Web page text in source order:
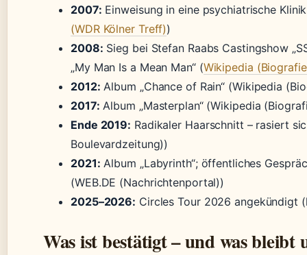
2007: Einweisung in eine psychiatrische
(WDR Kölner Treff))
2008: Sieg bei Stefan Raabs Castingshow
„My Man Is a Mean Man“ (Wikipedia
2012: Album „Chance of Rain“ (Wikipedia
2017: Album „Masterplan“ (Wikipedia
Ende 2019: Radikaler Haarschnitt – rasiert
Boulevardzeitung))
2021: Album „Labyrinth“; öffentliches
(WEB.DE (Nachrichtenportal))
2025–2026: Circles Tour 2026 angekündigt
Was ist bestätigt – und was bleibt